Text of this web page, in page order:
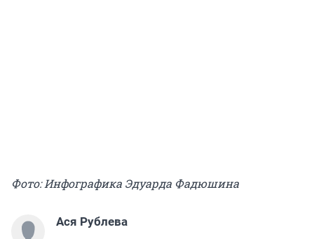
Фото: Инфографика Эдуарда Фадюшина
Ася Рублева